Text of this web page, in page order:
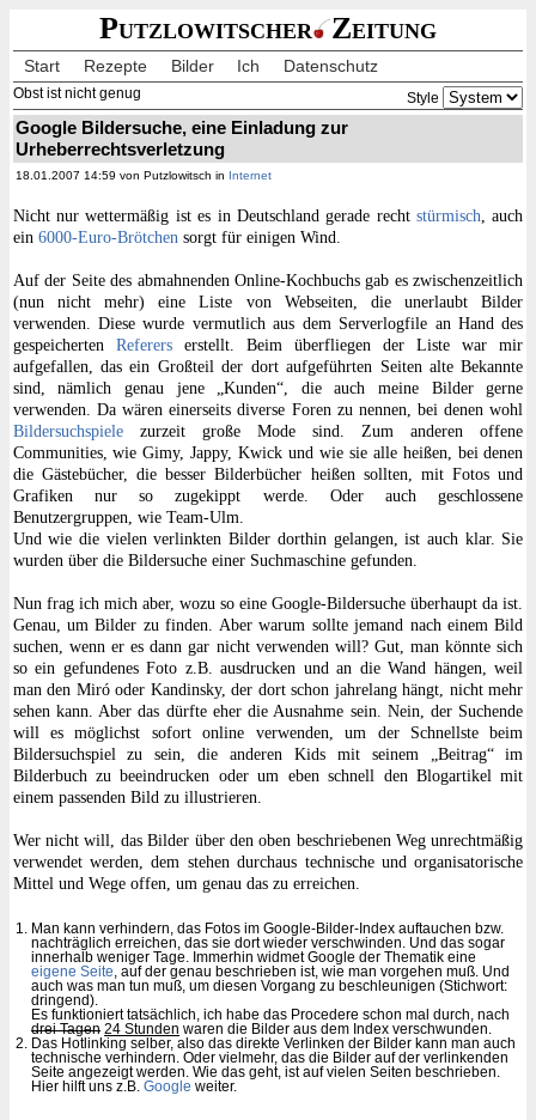
Putzlowitscher Zeitung
Start Rezepte Bilder Ich Datenschutz
Obst ist nicht genug Style
Google Bildersuche, eine Einladung zur
Urheberrechtsverletzung
18.01.2007 14:59 von Putzlowitsch in Internet
Nicht nur wettermäßig ist es in Deutschland gerade rechtstürmisch , auch
ein 6000-Euro-Brötchen sorgt für einigen Wind.
Auf der Seite des abmahnenden Online-Kochbuchs gab es zwischenzeitlich
(nun nicht mehr) eine Liste von Webseiten, die unerlaubt Bilder
verwenden. Diese wurde vermutlich aus dem Serverlogfile an Hand des
gespeicherten Refererserstellt. Beim überfliegen der Liste war mir
aufgefallen, das ein Großteil der dort aufgeführten Seiten alte Bekannte
sind, nämlich genau jene „Kunden“, die auch meine Bilder gerne
verwenden. Da wären einerseits diverse Foren zu nennen, bei denen wohl
Bildersuchspielezurzeit große Mode sind. Zum anderen offene
Communities, wie Gimy, Jappy, Kwick und wie sie alle heißen, bei denen
die Gästebücher, die besser Bilderbücher heißen sollten, mit Fotos und
Grafiken nur so zugekippt werde. Oder auch geschlossene
Benutzergruppen, wie Team-Ulm.
Und wie die vielen verlinkten Bilder dorthin gelangen, ist auch klar. Sie
wurden über die Bildersuche einer Suchmaschine gefunden.
Nun frag ich mich aber, wozu so eine Google-Bildersuche überhaupt da ist.
Genau, um Bilder zu finden. Aber warum sollte jemand nach einem Bild
suchen, wenn er es dann gar nicht verwenden will? Gut, man könnte sich
so ein gefundenes Foto z.B. ausdrucken und an die Wand hängen, weil
man den Miró oder Kandinsky, der dort schon jahrelang hängt, nicht mehr
sehen kann. Aber das dürfte eher die Ausnahme sein. Nein, der Suchende
will es möglichst sofort online verwenden, um der Schnellste beim
Bildersuchspiel zu sein, die anderen Kids mit seinem „Beitrag“ im
Bilderbuch zu beeindrucken oder um eben schnell den Blogartikel mit
einem passenden Bild zu illustrieren.
Wer nicht will, das Bilder über den oben beschriebenen Weg unrechtmäßig
verwendet werden, dem stehen durchaus technische und organisatorische
Mittel und Wege offen, um genau das zu erreichen.
Man kann verhindern, das Fotos im Google-Bilder-Index auftauchen bzw.
nachträglich erreichen, das sie dort wieder verschwinden. Und das sogar
innerhalb weniger Tage. Immerhin widmet Google der Thematik eine
eigene Seite , auf der genau beschrieben ist, wie man vorgehen muß. Und
auch was man tun muß, um diesen Vorgang zu beschleunigen (Stichwort:
dringend).
Es funktioniert tatsächlich, ich habe das Procedere schon mal durch, nach
drei Tagen 24 Stunden waren die Bilder aus dem Index verschwunden.
Das Hotlinking selber, also das direkte Verlinken der Bilder kann man auch
technische verhindern. Oder vielmehr, das die Bilder auf der verlinkenden
Seite angezeigt werden. Wie das geht, ist auf vielen Seiten beschrieben.
Hier hilft uns z.B.Google weiter.